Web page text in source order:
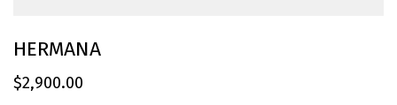
HERMANA
$2,900.00